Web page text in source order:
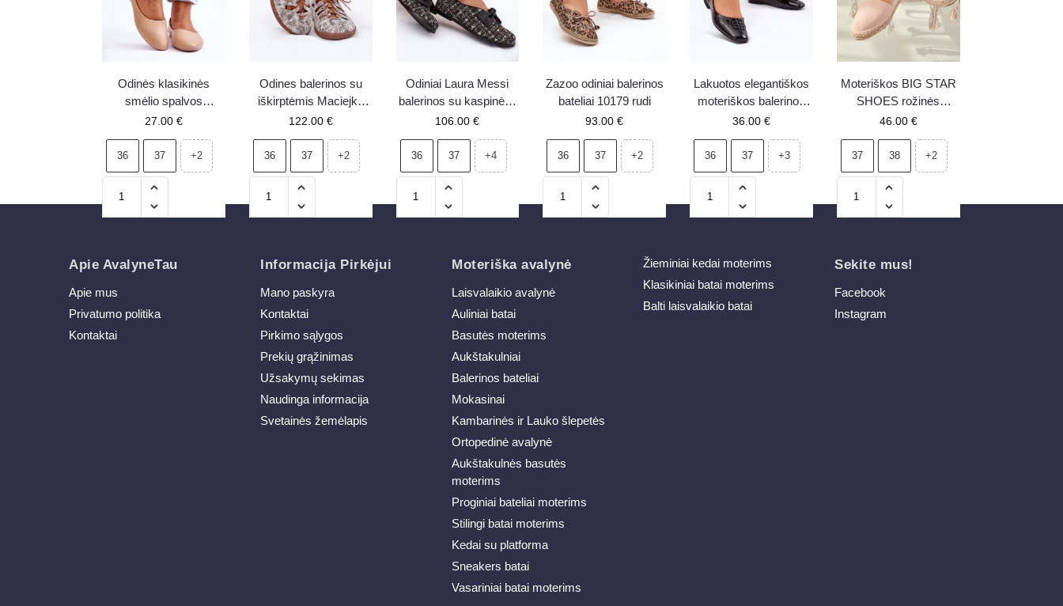
Odinės klasikinės
smėlio spalvos
balerinos Stacee
27.00 €
36 37 +2
Odines balerinos su
iškirptėmis Maciejka
06835-25/00-1
122.00 €
36 37 +2
Odiniai Laura Messi
balerinos su kaspinėliu
2921 juodos
106.00€
36 37 +4
Zazoo odiniai balerinos
bateliai 10179 rudi
93.00€
36 37 +2
Lakuotos elegantiškos
moteriškos balerinos
su dekoratyvia detale
36.00€
36 37 +3
Moteriškos BIG STAR
SHOES rožinės
espadrilės JJ274864
46.00 €
37 38 +2
Apie AvalyneTau
Apie mus
Privatumo politika
Kontaktai
Informacija Pirkėjui
Mano paskyra
Kontaktai
Pirkimo sąlygos
Prekių grąžinimas
Užsakymų sekimas
Naudinga informacija
Svetainės žemėlapis
Moteriška avalynė
Laisvalaikio avalynė
Auliniai batai
Basutės moterims
Aukštakulniai
Balerinos bateliai
Mokasinai
Kambarinės ir Lauko šlepetės
Ortopedinė avalynė
Aukštakulnės basutės
moterims
Proginiai bateliai moterims
Stilingi batai moterims
Kedai su platforma
Sneakers batai
Vasariniai batai moterims
Žieminiai kedai moterims
Klasikiniai batai moterims
Balti laisvalaikio batai
Sekite mus!
Facebook
Instagram